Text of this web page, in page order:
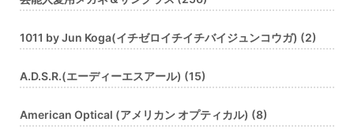
1011 by Jun Koga(イチゼロイチイチバイジュンコウガ) (2)
A.D.S.R.(エーディーエスアール) (15)
American Optical (アメリカン オプティカル) (8)